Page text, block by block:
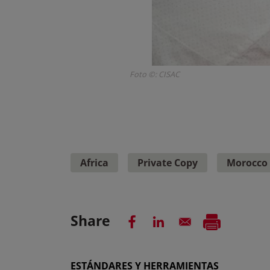
Foto ©: CISAC
Africa Private Copy Morocco
Share
ESTÁNDARES Y HERRAMIENTAS